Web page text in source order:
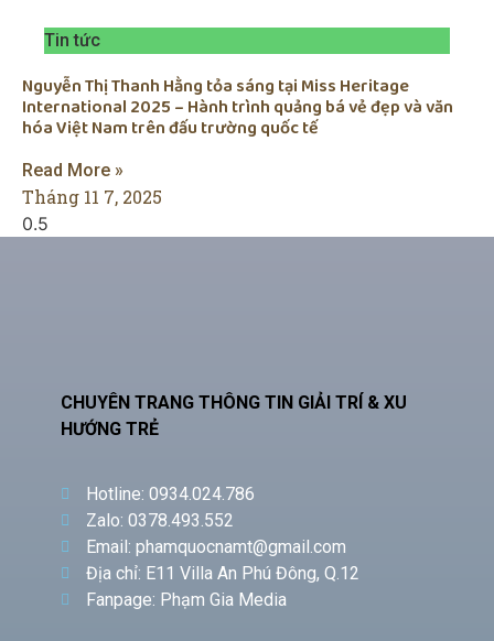
Tin tức
Nguyễn Thị Thanh Hằng tỏa sáng tại Miss Heritage
International 2025 – Hành trình quảng bá vẻ đẹp và văn
hóa Việt Nam trên đấu trường quốc tế
Read More »
Tháng 11 7, 2025
CHUYÊN TRANG THÔNG TIN GIẢI TRÍ & XU
HƯỚNG TRẺ
Hotline: 0934.024.786
Zalo: 0378.493.552
Email: phamquocnamt@gmail.com
Địa chỉ: E11 Villa An Phú Đông, Q.12
Fanpage: Phạm Gia Media